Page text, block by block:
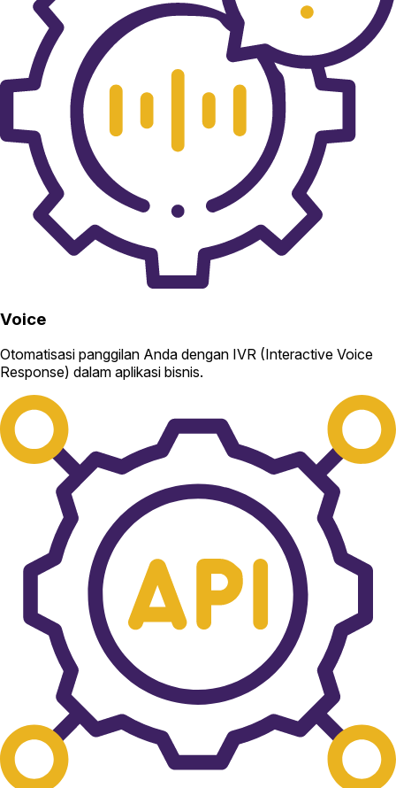
Voice
Otomatisasi panggilan Anda dengan IVR (Interactive Voice
Response) dalam aplikasi bisnis.